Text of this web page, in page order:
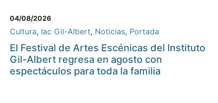
04/08/2026
Cultura, Iac Gil-Albert, Noticias, Portada
El Festival de Artes Escénicas del Instituto
Gil-Albert regresa en agosto con
espectáculos para toda la familia